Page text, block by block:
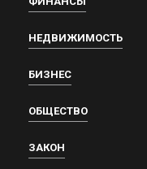
НЕДВИЖИМОСТЬ
БИЗНЕС
ОБЩЕСТВО
ЗАКОН